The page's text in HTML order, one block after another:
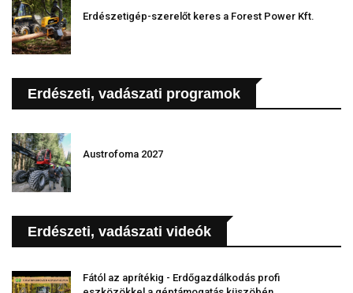
Erdészetigép-szerelőt keres a Forest Power Kft.
Erdészeti, vadászati programok
Austrofoma 2027
Erdészeti, vadászati videók
Fától az aprítékig - Erdőgazdálkodás profi